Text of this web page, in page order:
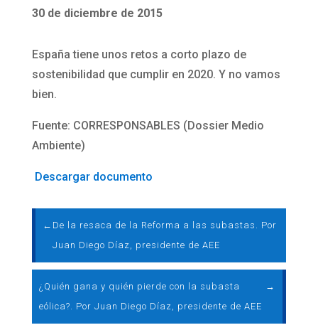
30 de diciembre de 2015
España tiene unos retos a corto plazo de
sostenibilidad que cumplir en 2020. Y no vamos
bien.
Fuente: CORRESPONSABLES (Dossier Medio
Ambiente)
Descargar documento
← De la resaca de la Reforma a las subastas. Por
Juan Diego Díaz, presidente de AEE
¿Quién gana y quién pierde con la subasta
eólica?. Por Juan Diego Díaz, presidente de AEE
→